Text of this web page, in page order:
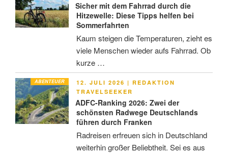
Sicher mit dem Fahrrad durch die
Hitzewelle: Diese Tipps helfen bei
Sommerfahrten
Kaum steigen die Temperaturen, zieht es
viele Menschen wieder aufs Fahrrad. Ob
kurze …
ABENTEUER
VERÖFFENTLICHT
AM
12. JULI 2026 | REDAKTION
TRAVELSEEKER
ADFC-Ranking 2026: Zwei der
schönsten Radwege Deutschlands
führen durch Franken
Radreisen erfreuen sich in Deutschland
weiterhin großer Beliebtheit. Sei es aus